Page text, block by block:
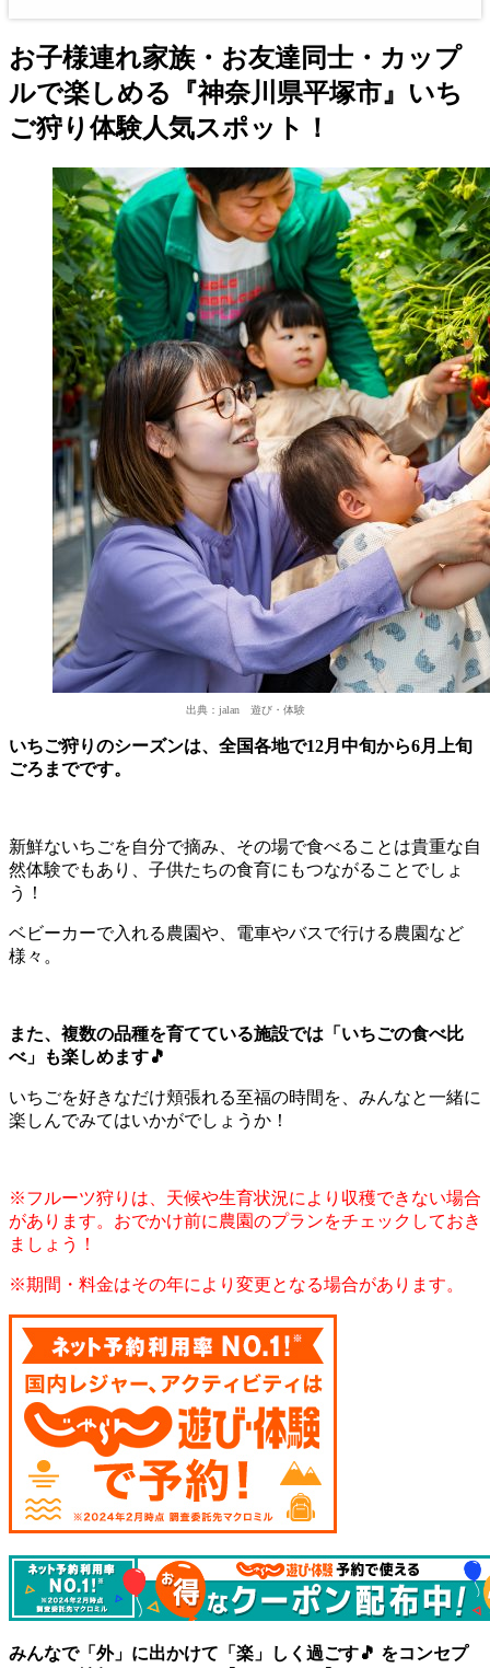
お子様連れ家族・お友達同士・カップ
ルで楽しめる『神奈川県平塚市』いち
ご狩り体験人気スポット！
出典：jalan 遊び・体験
いちご狩りのシーズンは、全国各地で12月中旬から6月上旬
ごろまでです。
新鮮ないちごを自分で摘み、その場で食べることは貴重な自
然体験でもあり、子供たちの食育にもつながることでしょ
う！
ベビーカーで入れる農園や、電車やバスで行ける農園など
様々。
また、複数の品種を育てている施設では「いちごの食べ比
べ」も楽しめます🎵
いちごを好きなだけ頬張れる至福の時間を、みんなと一緒に
楽しんでみてはいかがでしょうか！
※フルーツ狩りは、天候や生育状況により収穫できない場合
があります。おでかけ前に農園のプランをチェックしておき
ましょう！
※期間・料金はその年により変更となる場合があります。
みんなで「外」に出かけて「楽」しく過ごす🎵 をコンセプ